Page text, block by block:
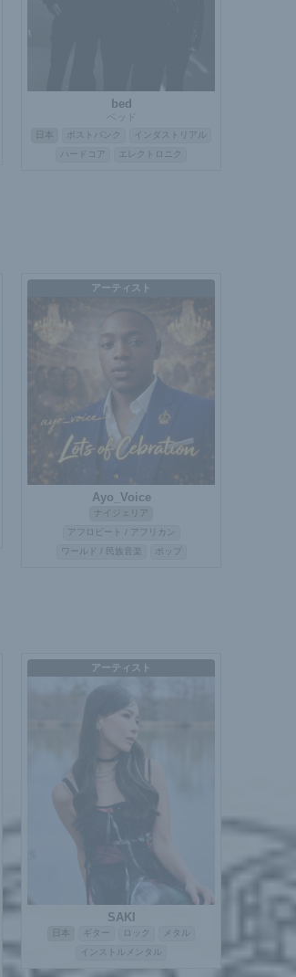
bed
ベッド
ポストパンク
インダストリアル
ハードコア
エレクトロニク
アーティスト
Ayo_Voice
ナイジェリア
アフロビート / アフリカン
ワールド / 民族音楽
ポップ
アーティスト
SAKI
ギター ロック
メタル
インストルメンタル